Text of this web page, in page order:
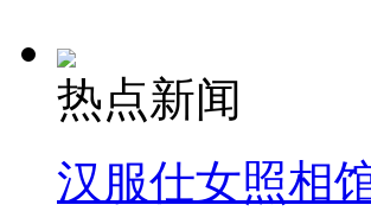
热点新闻
汉服仕女照相